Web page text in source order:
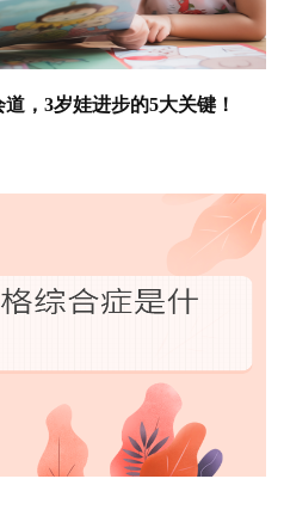
，3岁娃进步的5大关键！